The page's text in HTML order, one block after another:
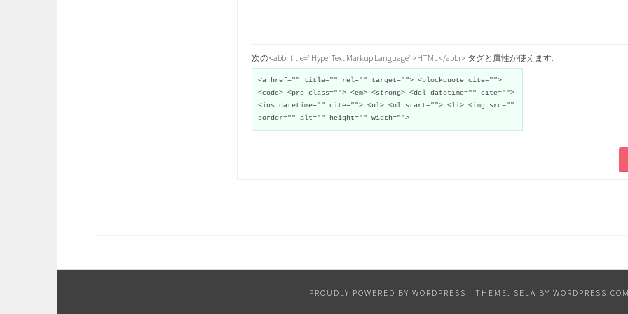
次の<abbr title="HyperText Markup Language">HTML</abbr> タグと属性が使えます:
<a href="" title="" rel="" target=""> <blockquote cite="">
<code> <pre class=""> <em> <strong> <del datetime="" cite="">
<ins datetime="" cite=""> <ul> <ol start=""> <li> <img src=""
border="" alt="" height="" width="">
PROUDLY POWERED BY WORDPRESS | THEME: SELA BY WORDPRESS.COM